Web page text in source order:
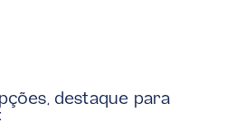
destaque para